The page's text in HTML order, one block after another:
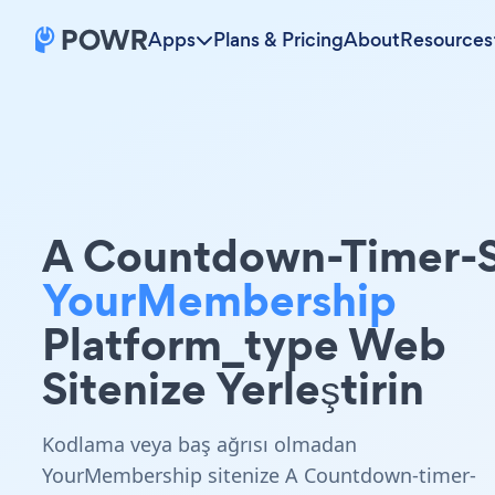
Apps Plans & PricingAboutResources
A Countdown-Timer-
YourMembership
Platform_type Web
Sitenize Yerleştirin
Kodlama veya baş ağrısı olmadan
YourMembership sitenize A Countdown-timer-